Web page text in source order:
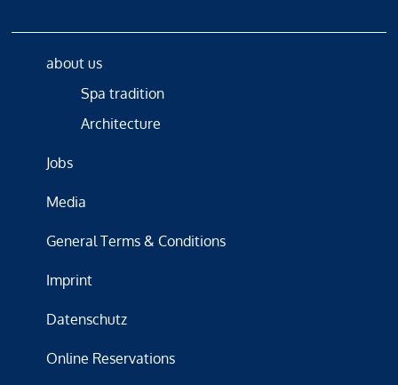
about us
Spa tradition
Architecture
Jobs
Media
General Terms & Conditions
Imprint
Datenschutz
Online Reservations